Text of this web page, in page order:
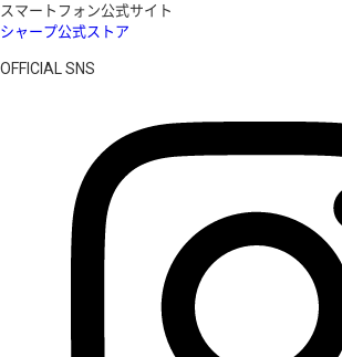
スマートフォン公式サイト
シャープ公式ストア
OFFICIAL SNS